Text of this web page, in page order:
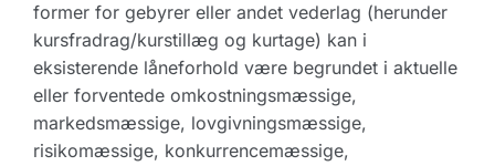
former for gebyrer eller andet vederlag (herunder
kursfradrag/kurstillæg og kurtage) kan i
eksisterende låneforhold være begrundet i aktuelle
eller forventede omkostningsmæssige,
markedsmæssige, lovgivningsmæssige,
risikomæssige, konkurrencemæssige,